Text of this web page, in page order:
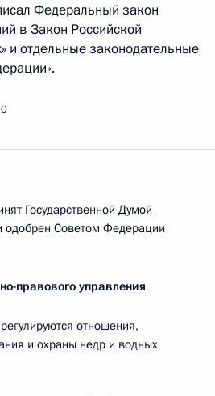
Федеральный закон
в Закон Российской
и отдельные законодательные
Государственной Думой
одобрен Советом Федерации
правового управления
отношения,
и охраны недр и водных